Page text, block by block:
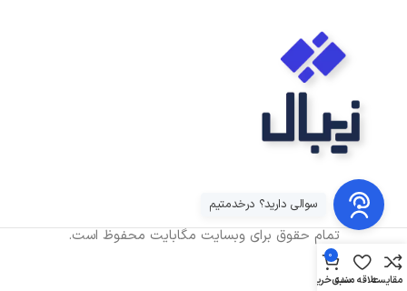
تمام حقوق برای وبسایت مگابایت محفوظ است.
سوالی دارید؟ درخدمتیم
مقایسهعلاقه مندی
0
سبد خرید